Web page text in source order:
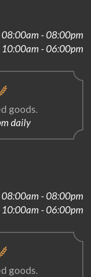
08:00am - 08:00pm
10:00am - 06:00pm
goods.
daily
08:00am - 08:00pm
10:00am - 06:00pm
goods.